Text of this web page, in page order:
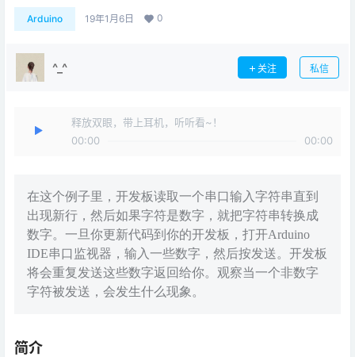
Arduino 19年1月6日 0
^_^ 关注 私信
释放双眼，带上耳机，听听看~！
00:00
00:00
在这个例子里，开发板读取一个串口输入字符串直到
出现新行，然后如果字符是数字，就把字符串转换成
数字。一旦你更新代码到你的开发板，打开Arduino
IDE串口监视器，输入一些数字，然后按发送。开发板
将会重复发送这些数字返回给你。观察当一个非数字
字符被发送，会发生什么现象。
简介